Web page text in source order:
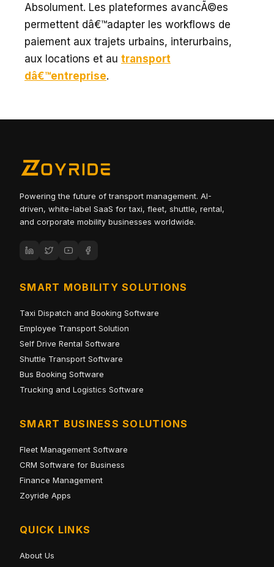
Absolument. Les plateformes avancÃ©es
permettent dâ€™adapter les workflows de
paiement aux trajets urbains, interurbains,
aux locations et au transport
dâ€™entreprise.
Powering the future of transport management. AI-
driven, white-label SaaS for taxi, fleet, shuttle, rental,
and corporate mobility businesses worldwide.
SMART MOBILITY SOLUTIONS
Taxi Dispatch and Booking Software
Employee Transport Solution
Self Drive Rental Software
Shuttle Transport Software
Bus Booking Software
Trucking and Logistics Software
SMART BUSINESS SOLUTIONS
Fleet Management Software
CRM Software for Business
Finance Management
Zoyride Apps
QUICK LINKS
About Us